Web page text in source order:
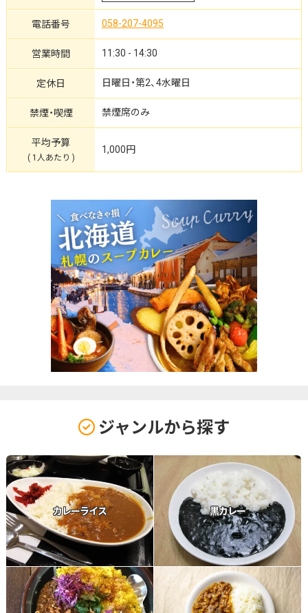
電話番号 058-207-4095
営業時間 11:30 - 14:30
定休日 日曜日・第2、4水曜日
禁煙・喫煙 禁煙席のみ
平均予算
( 1人あたり )
1,000円
ジャンルから探す
カレーライス 黒カレー